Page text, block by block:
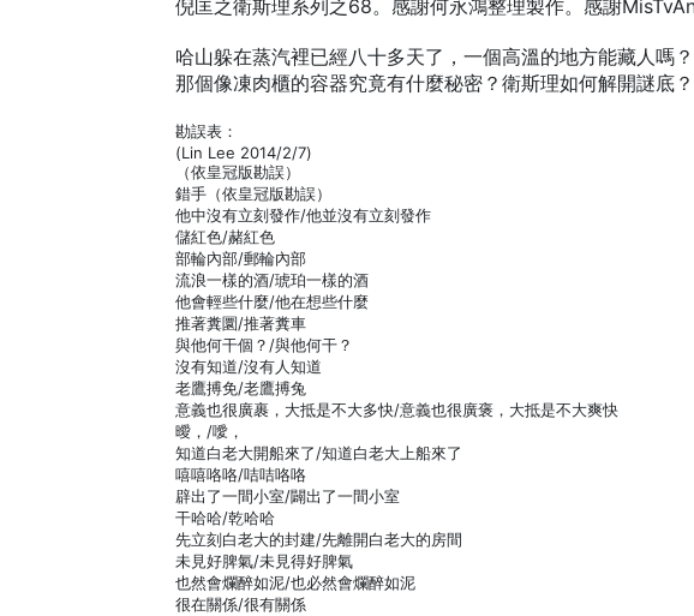
倪匡之衛斯理系列之68。感謝何永鴻整理製作。感謝
哈山躲在蒸汽裡已經八十多天了，一個高溫的地方能藏人嗎？
那個像凍肉櫃的容器究竟有什麼秘密？衛斯理如何解開謎底？
勘誤表：
(Lin Lee 2014/2/7)
（依皇冠版勘誤）
錯手（依皇冠版勘誤）
他中沒有立刻發作/他並沒有立刻發作
儲紅色/赭紅色
部輪內部/郵輪內部
流浪一樣的酒/琥珀一樣的酒
他會輕些什麼/他在想些什麼
推著糞圜/推著糞車
與他何干個？/與他何干？
沒有知道/沒有人知道
老鷹搏免/老鷹搏兔
意義也很廣裹，大抵是不大多快/意義也很廣褒，大抵是不大爽快
曖，/噯，
知道白老大開船來了/知道白老大上船來了
嘻嘻咯咯/咭咭咯咯
辟出了一間小室/闢出了一間小室
干哈哈/乾哈哈
先立刻白老大的封建/先離開白老大的房間
未見好脾氣/未見得好脾氣
也然會爛醉如泥/也必然會爛醉如泥
很在關係/很有關係